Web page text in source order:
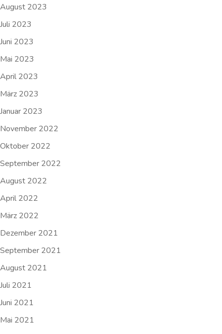
August 2023
Juli 2023
Juni 2023
Mai 2023
April 2023
März 2023
Januar 2023
November 2022
Oktober 2022
September 2022
August 2022
April 2022
März 2022
Dezember 2021
September 2021
August 2021
Juli 2021
Juni 2021
Mai 2021